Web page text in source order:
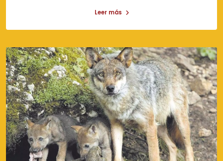
Leer más